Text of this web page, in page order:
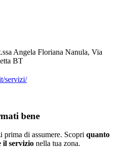
Angela Floriana Nanula, Via
BT
servizi/
bene
prima di assumere. Scopri quanto
il servizio nella tua zona.